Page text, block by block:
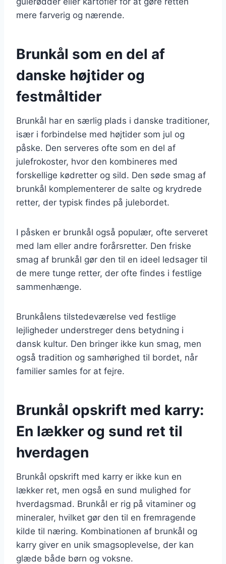
mere farverig og nærende.
Brunkål som en del af
danske højtider og
festmåltider
Brunkål har en særlig plads i danske traditioner,
især i forbindelse med højtider som jul og
påske. Den serveres ofte som en del af
julefrokoster, hvor den kombineres med
forskellige kødretter og sild. Den søde smag af
brunkål komplementerer de salte og krydrede
retter, der typisk findes på julebordet.
I påsken er brunkål også populær, ofte serveret
med lam eller andre forårsretter. Den friske
smag af brunkål gør den til en ideel ledsager til
de mere tunge retter, der ofte findes i festlige
sammenhænge.
Brunkålens tilstedeværelse ved festlige
lejligheder understreger dens betydning i
dansk kultur. Den bringer ikke kun smag, men
også tradition og samhørighed til bordet, når
familier samles for at fejre.
Brunkål opskrift med karry:
En lækker og sund ret til
hverdagen
Brunkål opskrift med karry er ikke kun en
lækker ret, men også en sund mulighed for
hverdagsmad. Brunkål er rig på vitaminer og
mineraler, hvilket gør den til en fremragende
kilde til næring. Kombinationen af brunkål og
karry giver en unik smagsoplevelse, der kan
glæde både børn og voksne.